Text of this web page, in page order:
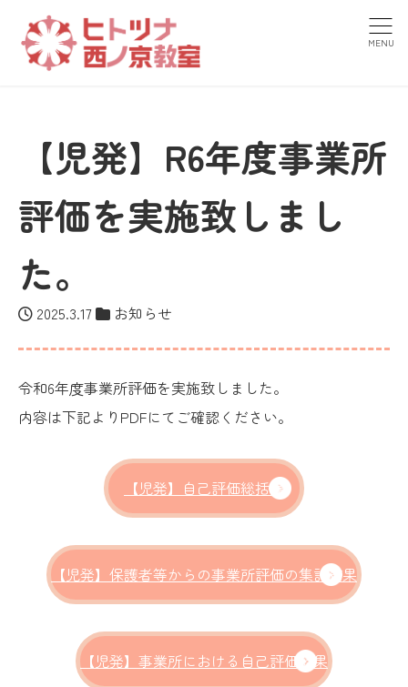
MENU
【児発】R6年度事業所
評価を実施致しまし
た。
2025.3.17 お知らせ
令和6年度事業所評価を実施致しました。
内容は下記よりPDFにてご確認ください。
【児発】自己評価総括表
【児発】保護者等からの事業所評価の集計結果
【児発】事業所における自己評価結果